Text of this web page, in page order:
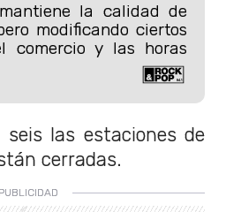
la calidad de
modificando ciertos
comercio y las horas
las estaciones de
cerradas.